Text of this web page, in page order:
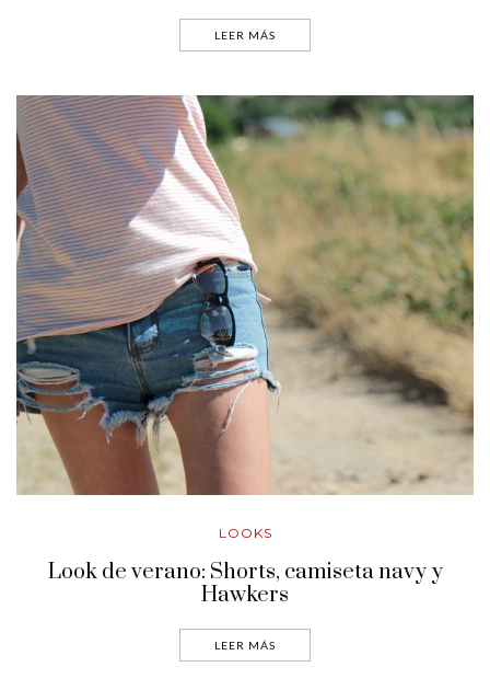
LEER MÁS
LOOKS
Look de verano: Shorts, camiseta navy y
Hawkers
LEER MÁS